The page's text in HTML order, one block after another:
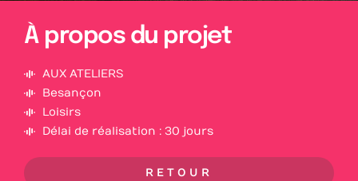
À propos du projet
AUX ATELIERS
Besançon
Loisirs
Délai de réalisation : 30 jours
RETOUR